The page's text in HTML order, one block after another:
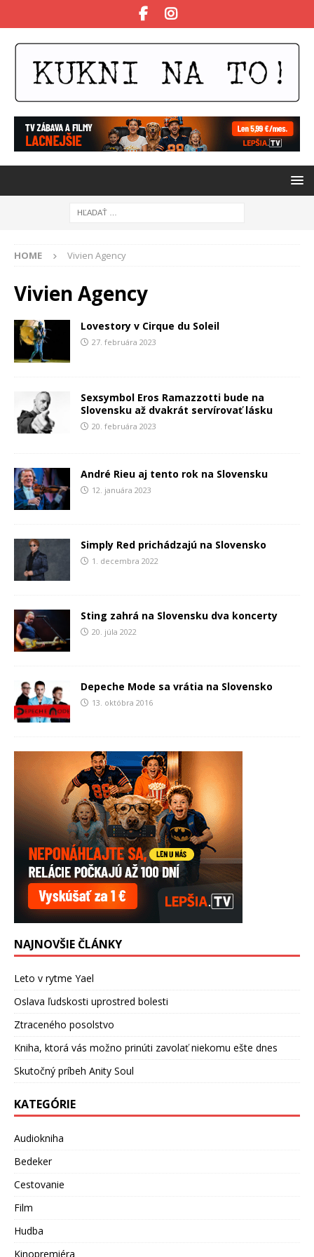
HOME Vivien Agency
Vivien Agency
Lovestory v Cirque du Soleil
27. februára 2023
Sexsymbol Eros Ramazzotti bude na
Slovensku až dvakrát servírovať lásku
20. februára 2023
André Rieu aj tento rok na Slovensku
12. januára 2023
Simply Red prichádzajú na Slovensko
1. decembra 2022
Sting zahrá na Slovensku dva koncerty
20. júla 2022
Depeche Mode sa vrátia na Slovensko
13. októbra 2016
NAJNOVŠIE ČLÁNKY
Leto v rytme Yael
Oslava ľudskosti uprostred bolesti
Ztraceného posolstvo
Kniha, ktorá vás možno prinúti zavolať niekomu ešte dnes
Skutočný príbeh Anity Soul
KATEGÓRIE
Audiokniha
Bedeker
Cestovanie
Film
Hudba
Kinopremiéra